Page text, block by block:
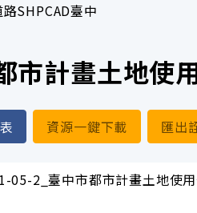
路SHPCAD臺中
計畫土地使
資源一鍵下載 匯出
05-2_臺中市都市計畫土地使